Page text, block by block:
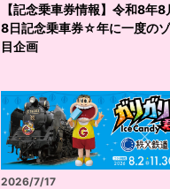
【記念乗車券情報】令和8年8
8日記念乗車券☆年に一度の
目企画
2026/7/17